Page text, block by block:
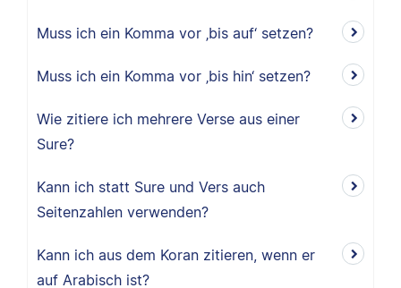
Muss ich ein Komma vor ‚bis auf‘ setzen?
Muss ich ein Komma vor ‚bis hin‘ setzen?
Wie zitiere ich mehrere Verse aus einer
Sure?
Kann ich statt Sure und Vers auch
Seitenzahlen verwenden?
Kann ich aus dem Koran zitieren, wenn er
auf Arabisch ist?